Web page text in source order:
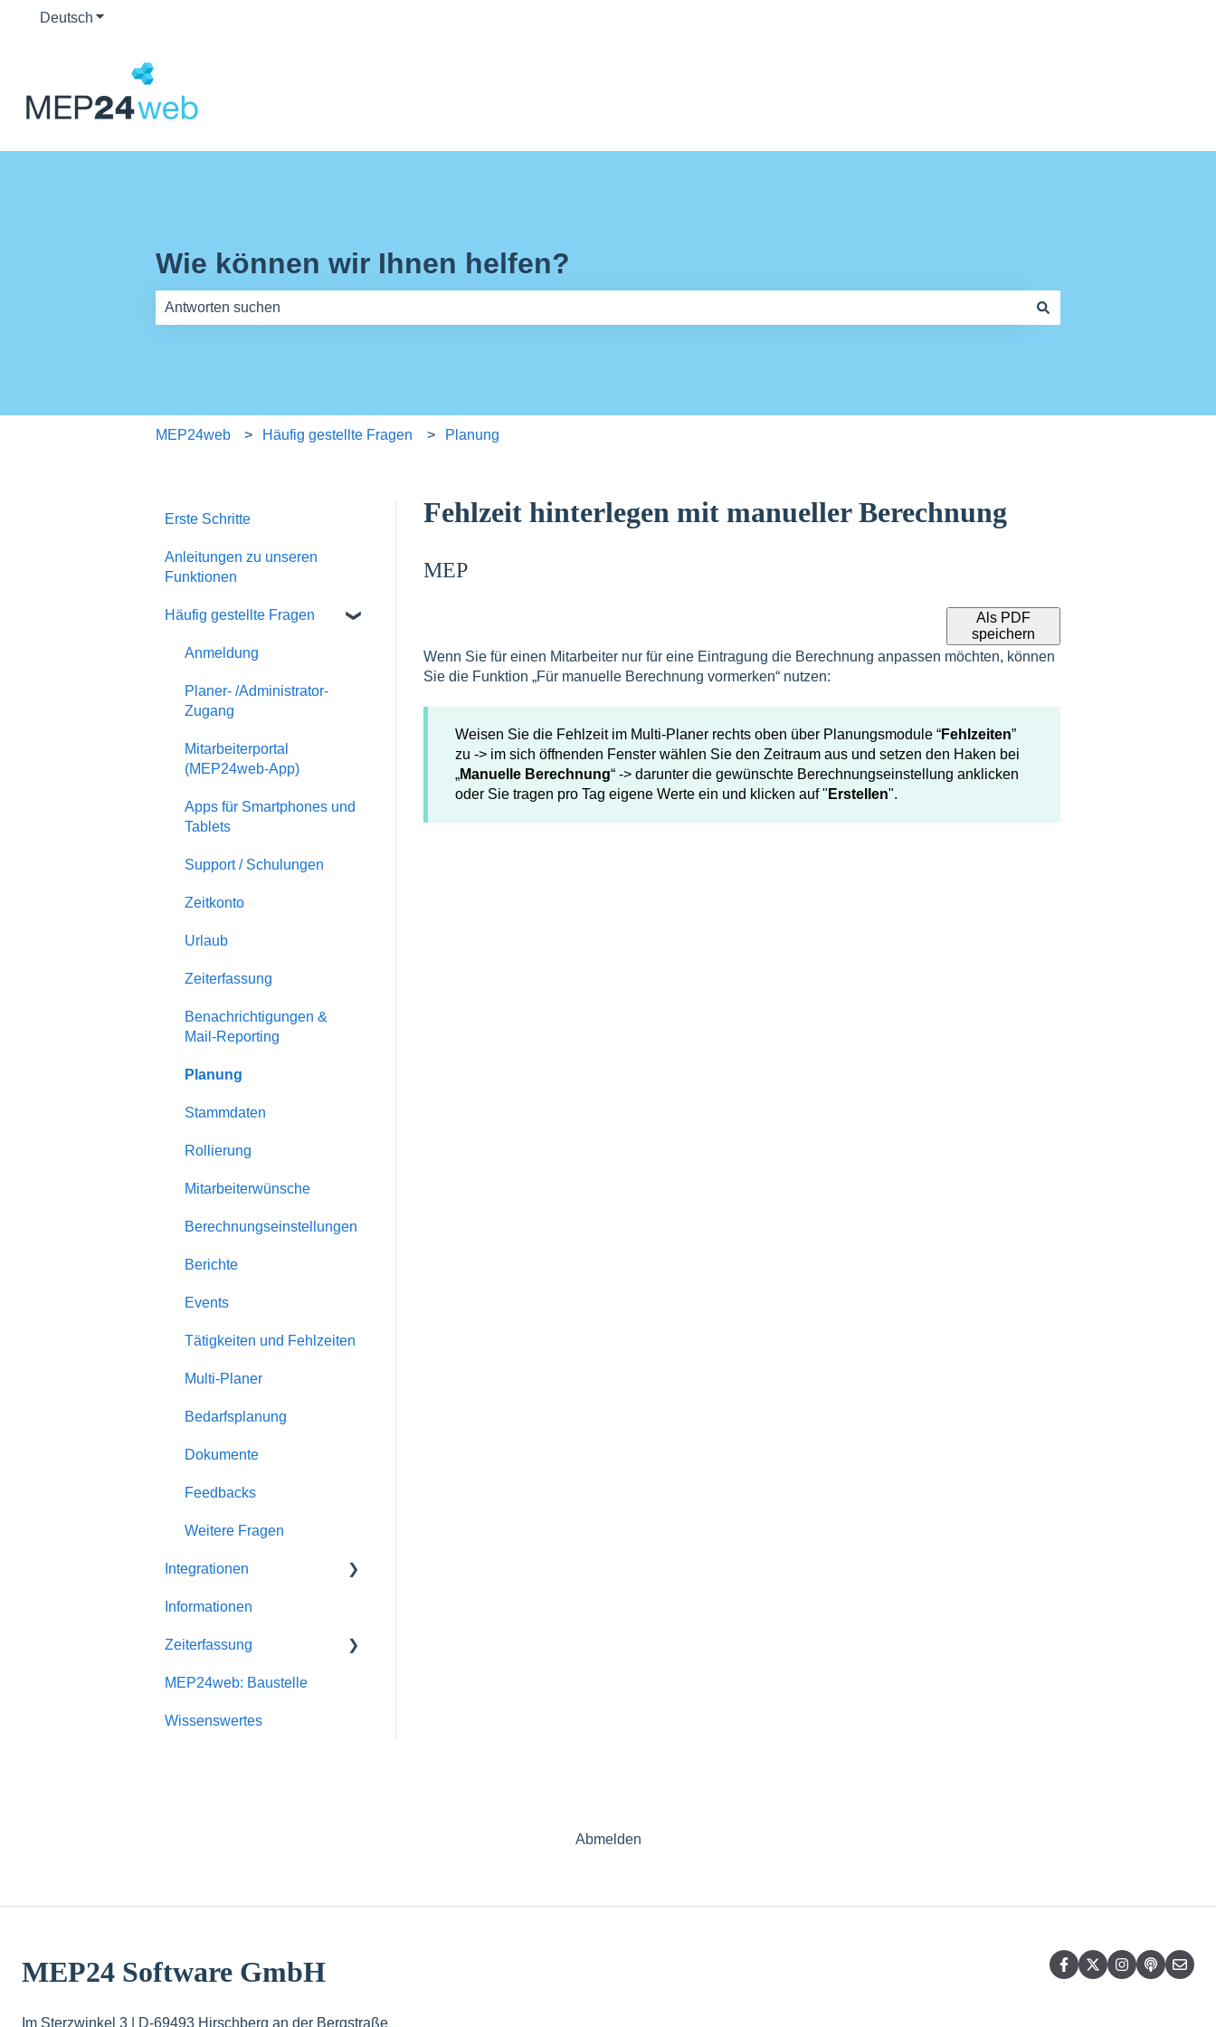
Deutsch Untermenü für Übersetzungen anzeigen
Wie können wir Ihnen helfen?
MEP24web Häufig gestellte Fragen Planung
Fehlzeit hinterlegen mit manueller Berechnung
MEP
Als PDF
speichern
Wenn Sie für einen Mitarbeiter nur für eine Eintragung die Berechnung anpassen möchten, können
Sie die Funktion „Für manuelle Berechnung vormerken“ nutzen:
Weisen Sie die Fehlzeit im Multi-Planer rechts oben über Planungsmodule “Fehlzeiten”
zu -> im sich öffnenden Fenster wählen Sie den Zeitraum aus und setzen den Haken bei
„Manuelle Berechnung“ -> darunter die gewünschte Berechnungseinstellung anklicken
oder Sie tragen pro Tag eigene Werte ein und klicken auf " Erstellen".
Erste Schritte
Anleitungen zu unseren
Funktionen
Häufig gestellte Fragen
Anmeldung
Planer- /Administrator-
Zugang
Mitarbeiterportal
(MEP24web-App)
Apps für Smartphones und
Tablets
Support / Schulungen
Zeitkonto
Urlaub
Zeiterfassung
Benachrichtigungen &
Mail-Reporting
Planung
Stammdaten
Rollierung
Mitarbeiterwünsche
Berechnungseinstellungen
Berichte
Events
Tätigkeiten und Fehlzeiten
Multi-Planer
Bedarfsplanung
Dokumente
Feedbacks
Weitere Fragen
Integrationen
Partner
Software
Informationen
Zeiterfassung
Zeiten erfassen und
MEP24web: Baustelle
Wissenswertes
Abmelden
MEP24 Software GmbH
Im Sterzwinkel 3 | D-69493 Hirschberg an der Bergstraße